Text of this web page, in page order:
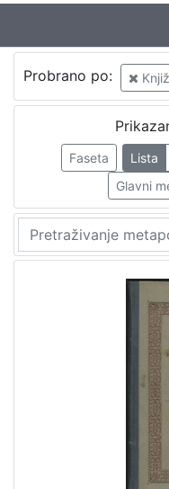
Jezik
hrvatski
Nakladnička
cjelina
Zagreb na pragu
Knjige za djecu i
Knjige za djecu i
Probrano po:
Faseta Lista
Glavni